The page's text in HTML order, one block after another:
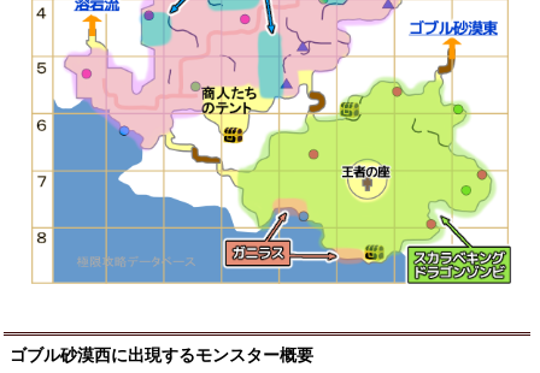
ゴブル砂漠西に出現するモンスター概要